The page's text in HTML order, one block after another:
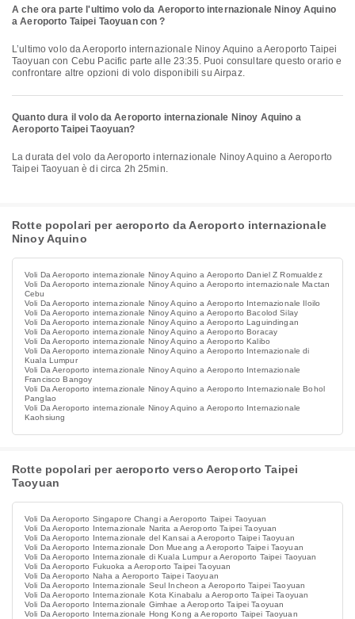
A che ora parte l'ultimo volo da Aeroporto internazionale Ninoy Aquino
a Aeroporto Taipei Taoyuan con ?
L’ultimo volo da Aeroporto internazionale Ninoy Aquino a Aeroporto Taipei
Taoyuan con Cebu Pacific parte alle 23:35. Puoi consultare questo orario e
confrontare altre opzioni di volo disponibili su Airpaz.
Quanto dura il volo da Aeroporto internazionale Ninoy Aquino a
Aeroporto Taipei Taoyuan?
La durata del volo da Aeroporto internazionale Ninoy Aquino a Aeroporto
Taipei Taoyuan è di circa 2h 25min.
Rotte popolari per aeroporto da Aeroporto internazionale
Ninoy Aquino
Voli Da Aeroporto internazionale Ninoy Aquino a Aeroporto Daniel Z Romualdez
Voli Da Aeroporto internazionale Ninoy Aquino a Aeroporto internazionale Mactan
Cebu
Voli Da Aeroporto internazionale Ninoy Aquino a Aeroporto Internazionale Iloilo
Voli Da Aeroporto internazionale Ninoy Aquino a Aeroporto Bacolod Silay
Voli Da Aeroporto internazionale Ninoy Aquino a Aeroporto Laguindingan
Voli Da Aeroporto internazionale Ninoy Aquino a Aeroporto Boracay
Voli Da Aeroporto internazionale Ninoy Aquino a Aeroporto Kalibo
Voli Da Aeroporto internazionale Ninoy Aquino a Aeroporto Internazionale di
Kuala Lumpur
Voli Da Aeroporto internazionale Ninoy Aquino a Aeroporto Internazionale
Francisco Bangoy
Voli Da Aeroporto internazionale Ninoy Aquino a Aeroporto Internazionale Bohol
Panglao
Voli Da Aeroporto internazionale Ninoy Aquino a Aeroporto Internazionale
Kaohsiung
Rotte popolari per aeroporto verso Aeroporto Taipei
Taoyuan
Voli Da Aeroporto Singapore Changi a Aeroporto Taipei Taoyuan
Voli Da Aeroporto Internazionale Narita a Aeroporto Taipei Taoyuan
Voli Da Aeroporto Internazionale del Kansai a Aeroporto Taipei Taoyuan
Voli Da Aeroporto Internazionale Don Mueang a Aeroporto Taipei Taoyuan
Voli Da Aeroporto Internazionale di Kuala Lumpur a Aeroporto Taipei Taoyuan
Voli Da Aeroporto Fukuoka a Aeroporto Taipei Taoyuan
Voli Da Aeroporto Naha a Aeroporto Taipei Taoyuan
Voli Da Aeroporto Internazionale Seul Incheon a Aeroporto Taipei Taoyuan
Voli Da Aeroporto Internazionale Kota Kinabalu a Aeroporto Taipei Taoyuan
Voli Da Aeroporto Internazionale Gimhae a Aeroporto Taipei Taoyuan
Voli Da Aeroporto Internazionale Hong Kong a Aeroporto Taipei Taoyuan